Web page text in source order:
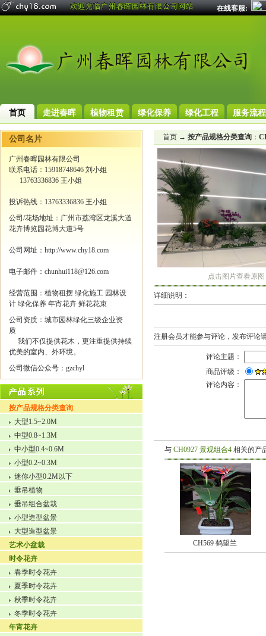
在线客服:
首页 走进春晖 植物租赁 绿化保养 绿化工程 服务流程
公司名片
广州春晖园林有限公司
联系电话：15918748646 刘小姐
13763336836 王小姐
投诉热线：13763336836 王小姐
公司/花场地址：广州市荔湾区龙溪大道
花卉博览园花博大道5号
公司网址：http://www.chy18.com
电子邮件：chunhui118@126.com
经营范围：植物租摆 绿化施工 园林设
计 绿化保养 年宵花卉 鲜花花束
公司资质：城市园林绿化三级企业资
质
我们不仅提供花木，更注重提供持续
优美的室内、外环境。
公司微信公众号：gzchyl
按产品规格分类查询
大型1.5~2.0M
中型0.8~1.3M
中小型0.4~0.6M
小型0.2~0.3M
迷你小型0.2M以下
垂吊植物
垂吊组合盆栽
小型造型盆景
大型造型盆景
艺术小盆栽
时令花卉
春季时令花卉
夏季时令花卉
秋季时令花卉
冬季时令花卉
年宵花卉
首页 → 按产品规格分类查询 ：
点击图片查看原图
详细说明：
注册会员才能参与评论，发布评论
评论主题：
商品评级：
评论内容：
与 CH0927 景观组合4 相关的产
CH569 鹤望兰